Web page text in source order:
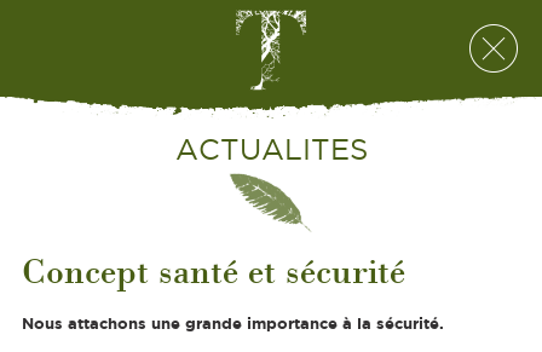
ACTUALITES
Concept santé et sécurité
Nous attachons une grande importance à la sécurité.